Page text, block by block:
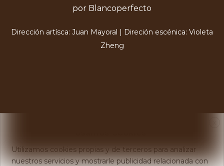
por Blancoperfecto
Dirección artísca: Juan Mayoral | Direción escénica: Violeta
Zheng
Utilizamos cookies propias y de terceros para analizar
nuestros servicios y mostrarle publicidad relacionada con